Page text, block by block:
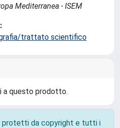
Mediterranea - ISEM
trattato scientifico
a questo prodotto.
protetti da copyright e tutti i